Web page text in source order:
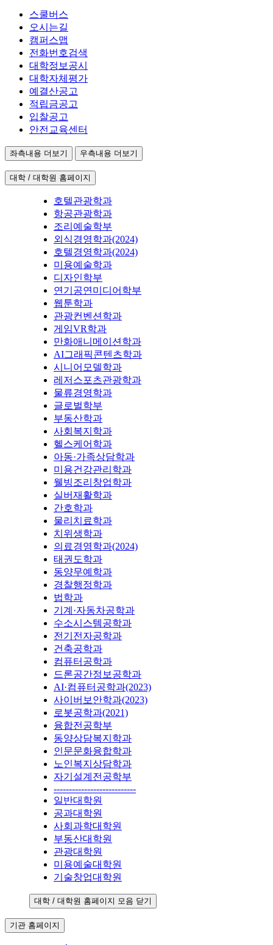
스쿨버스
오시는길
캠퍼스맵
전화번호검색
대학정보공시
대학자체평가
예결산공고
적립금공고
입찰공고
안전교육센터
좌측내용 더보기 우측내용 더보기
대학 / 대학원 홈페이지
호텔관광학과
항공관광학과
조리예술학부
외식경영학과(2024)
호텔경영학과(2024)
미용예술학과
디자인학부
연기공연미디어학부
웹툰학과
관광컨벤션학과
게임VR학과
만화애니메이션학과
AI그래픽콘텐츠학과
시니어모델학과
레저스포츠관광학과
물류경영학과
글로벌학부
부동산학과
사회복지학과
헬스케어학과
아동·가족상담학과
미용건강관리학과
웰빙조리창업학과
실버재활학과
간호학과
물리치료학과
치위생학과
의료경영학과(2024)
태권도학과
동양무예학과
경찰행정학과
법학과
기계·자동차공학과
수소시스템공학과
전기전자공학과
건축공학과
컴퓨터공학과
드론공간정보공학과
AI·컴퓨터공학과(2023)
사이버보안학과(2023)
로봇공학과(2021)
융합전공학부
동양상담복지학과
인문문화융합학과
노인복지상담학과
자기설계전공학부
---------------------------
일반대학원
공과대학원
사회과학대학원
부동산대학원
관광대학원
미용예술대학원
기술창업대학원
대학 / 대학원 홈페이지 모음 닫기
기관 홈페이지